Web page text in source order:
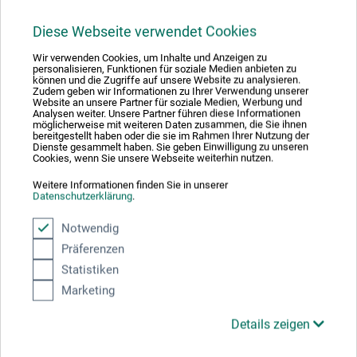
Diese Webseite verwendet Cookies
Wir verwenden Cookies, um Inhalte und Anzeigen zu
personalisieren, Funktionen für soziale Medien anbieten zu
können und die Zugriffe auf unsere Website zu analysieren.
Zudem geben wir Informationen zu Ihrer Verwendung unserer
Website an unsere Partner für soziale Medien, Werbung und
Analysen weiter. Unsere Partner führen diese Informationen
möglicherweise mit weiteren Daten zusammen, die Sie ihnen
bereitgestellt haben oder die sie im Rahmen Ihrer Nutzung der
Dienste gesammelt haben. Sie geben Einwilligung zu unseren
Cookies, wenn Sie unsere Webseite weiterhin nutzen.
Weitere Informationen finden Sie in unserer
Datenschutzerklärung.
Notwendig
Präferenzen
Statistiken
Marketing
Details zeigen
arteveri GmbH
Wannen 50
58455 Witten
DEUTSCHLAND
info@arteveri-kuenstlermaterial.de
Kunden kauften auch